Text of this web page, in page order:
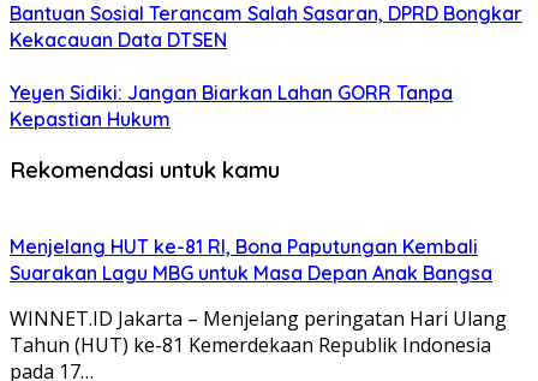
Bantuan Sosial Terancam Salah Sasaran, DPRD Bongkar
Kekacauan Data DTSEN
Yeyen Sidiki: Jangan Biarkan Lahan GORR Tanpa
Kepastian Hukum
Rekomendasi untuk kamu
Menjelang HUT ke-81 RI, Bona Paputungan Kembali
Suarakan Lagu MBG untuk Masa Depan Anak Bangsa
WINNET.ID Jakarta – Menjelang peringatan Hari Ulang
Tahun (HUT) ke-81 Kemerdekaan Republik Indonesia
pada 17…